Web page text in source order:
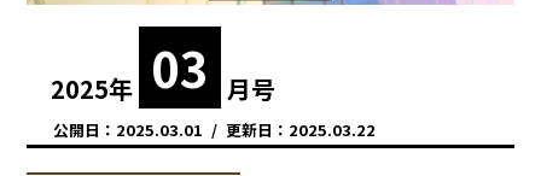
2025年 03 月号
2025.03.01 2025.03.22